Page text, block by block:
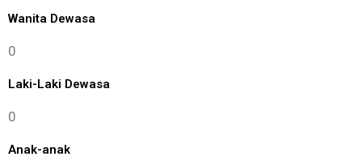
Wanita Dewasa
0
Laki-Laki Dewasa
0
Anak-anak